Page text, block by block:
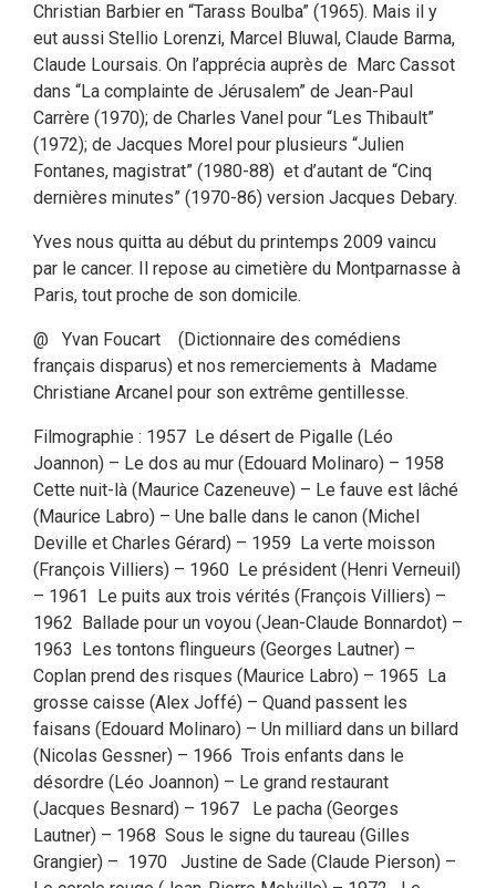
Christian Barbier en “Tarass Boulba” (1965). Mais il y
eut aussi Stellio Lorenzi, Marcel Bluwal, Claude Barma,
Claude Loursais. On l’apprécia auprès de Marc Cassot
dans “La complainte de Jérusalem” de Jean-Paul
Carrère (1970); de Charles Vanel pour “Les Thibault”
(1972); de Jacques Morel pour plusieurs “Julien
Fontanes, magistrat” (1980-88) et d’autant de “Cinq
dernières minutes” (1970-86) version Jacques Debary.
Yves nous quitta au début du printemps 2009 vaincu
par le cancer. Il repose au cimetière du Montparnasse à
Paris, tout proche de son domicile.
@ Yvan Foucart (Dictionnaire des comédiens
français disparus) et nos remerciements à Madame
Christiane Arcanel pour son extrême gentillesse.
Filmographie : 1957 Le désert de Pigalle (Léo
Joannon) – Le dos au mur (Edouard Molinaro) – 1958
Cette nuit-là (Maurice Cazeneuve) – Le fauve est lâché
(Maurice Labro) – Une balle dans le canon (Michel
Deville et Charles Gérard) – 1959 La verte moisson
(François Villiers) – 1960 Le président (Henri Verneuil)
– 1961 Le puits aux trois vérités (François Villiers) –
1962 Ballade pour un voyou (Jean-Claude Bonnardot) –
1963 Les tontons flingueurs (Georges Lautner) –
Coplan prend des risques (Maurice Labro) – 1965 La
grosse caisse (Alex Joffé) – Quand passent les
faisans (Edouard Molinaro) – Un milliard dans un billard
(Nicolas Gessner) – 1966 Trois enfants dans le
désordre (Léo Joannon) – Le grand restaurant
(Jacques Besnard) – 1967 Le pacha (Georges
Lautner) – 1968 Sous le signe du taureau (Gilles
Grangier) – 1970 Justine de Sade (Claude Pierson) –